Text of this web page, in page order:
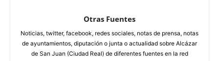
Otras Fuentes
Noticias, twitter, facebook, redes sociales, notas de prensa, notas
de ayuntamientos, diputación o junta o actualidad sobre Alcázar
de San Juan (Ciudad Real) de diferentes fuentes en la red